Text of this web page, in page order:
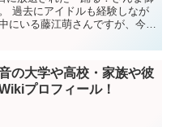
過去にアイドルも経験しなが
にいる藤江萌さんですが、今注
の大学や高校・家族や彼
プロフィール！